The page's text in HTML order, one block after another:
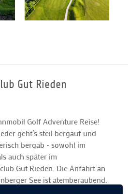
Gut Rieden
Golf Adventure Reise!
geht’s steil bergauf und
bergab - sowohl im
auch später im
Gut Rieden. Die Anfahrt an
See ist atemberaubend.